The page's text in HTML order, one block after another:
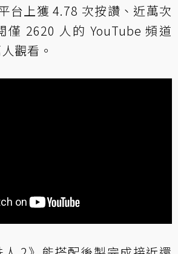
台上獲 4.78 次按讚、近萬次
僅 2620 人的 YouTube 頻道
觀看。